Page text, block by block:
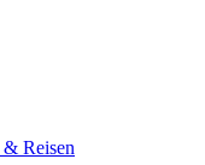
& Reisen